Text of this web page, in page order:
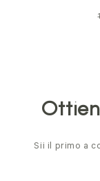
Sii il primo a